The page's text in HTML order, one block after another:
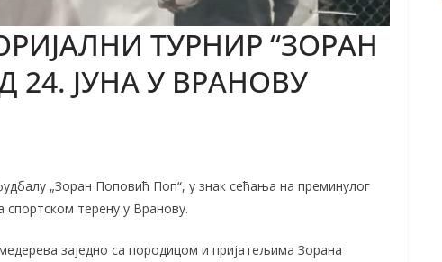
ТУРНИР “ЗОРАН
ЈУНА У ВРАНОВУ
„Зоран Поповић Поп“, у знак сећања на преминулог
спортском терену у Вранову.
заједно са породицом и пријатељима Зорана